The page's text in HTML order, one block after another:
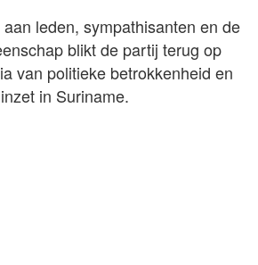
leden, sympathisanten en de
blikt de partij terug op
van politieke betrokkenheid en
in Suriname.